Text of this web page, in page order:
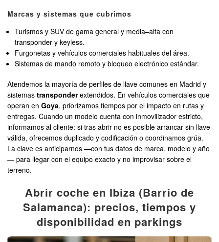
Marcas y sistemas que cubrimos
Turismos y SUV de gama general y media–alta con
transponder y keyless.
Furgonetas y vehículos comerciales habituales del área.
Sistemas de mando remoto y bloqueo electrónico estándar.
Atendemos la mayoría de perfiles de llave comunes en Madrid y
sistemas transponderextendidos. En vehículos comerciales que
operan en Goya, priorizamos tiempos por el impacto en rutas y
entregas. Cuando un modelo cuenta con inmovilizador estricto,
informamos al cliente: si tras abrir no es posible arrancar sin llave
válida, ofrecemos duplicado y codificación o coordinamos grúa.
La clave es anticiparnos —con tus datos de marca, modelo y año
— para llegar con el equipo exacto y no improvisar sobre el
terreno.
Abrir coche en Ibiza (Barrio de
Salamanca): precios, tiempos y
disponibilidad en parkings